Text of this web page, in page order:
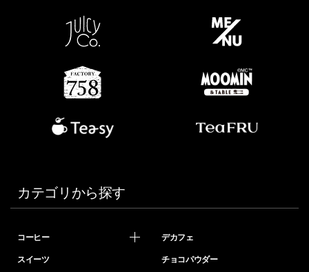
カテゴリから探す
コーヒー デカフェ
スイーツ チョコパウダー